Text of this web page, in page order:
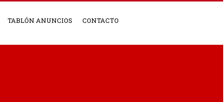
TABLÓN ANUNCIOS CONTACTO